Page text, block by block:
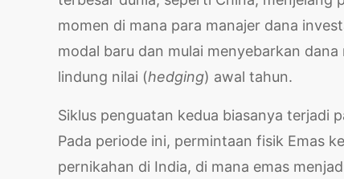
momen di mana para manajer dana
modal baru dan mulai menyebarkan
lindung nilai (hedging) awal tahun.
Siklus penguatan kedua biasanya terjadi
Pada periode ini, permintaan fisik Emas
pernikahan di India, di mana emas